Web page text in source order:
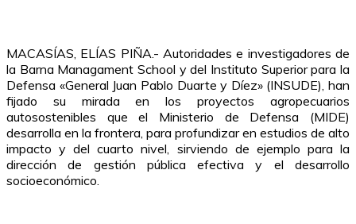
MACASÍAS, ELÍAS PIÑA.- Autoridades e investigadores de
la Barna Managament School y del Instituto Superior para la
Defensa «General Juan Pablo Duarte y Díez» (INSUDE), han
fijado su mirada en los proyectos agropecuarios
autosostenibles que el Ministerio de Defensa (MIDE)
desarrolla en la frontera, para profundizar en estudios de alto
impacto y del cuarto nivel, sirviendo de ejemplo para la
dirección de gestión pública efectiva y el desarrollo
socioeconómico.